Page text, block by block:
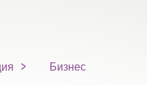
Бизнес